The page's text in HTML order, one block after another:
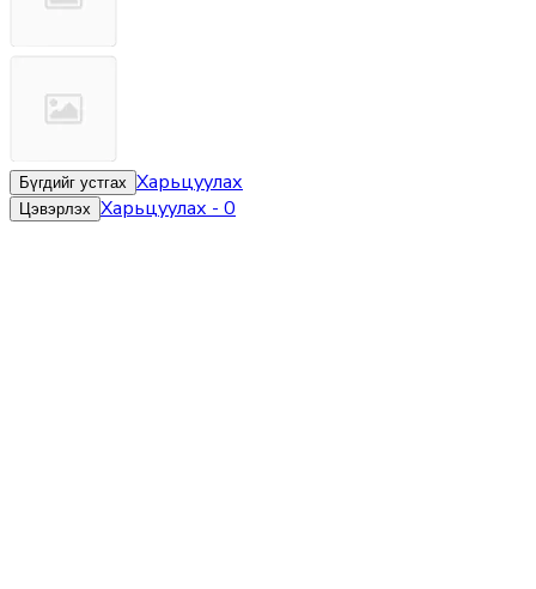
Бүгдийг устгах Харьцуулах
Цэвэрлэх Харьцуулах-0